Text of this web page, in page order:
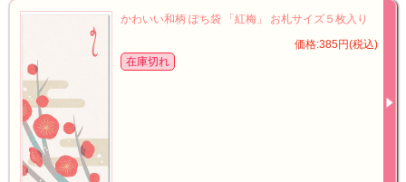
かわいい和柄 ぽち袋 「紅梅」 お札サイズ５枚入り
価格:385円(税込)
在庫切れ